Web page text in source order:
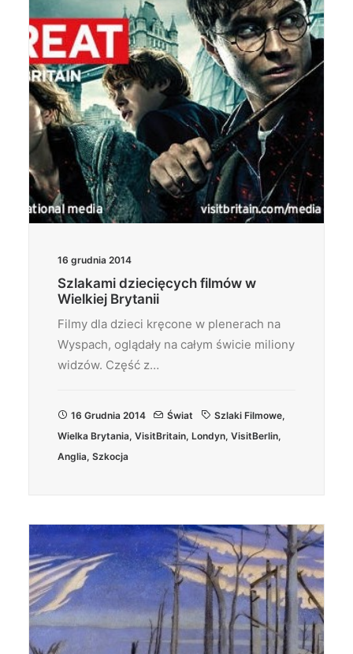
16 grudnia 2014
Szlakami dziecięcych filmów w
Wielkiej Brytanii
Filmy dla dzieci kręcone w plenerach na
Wyspach, oglądały na całym świcie miliony
widzów. Część z…
16 Grudnia 2014 Świat Szlaki Filmowe,
Wielka Brytania, VisitBritain, Londyn, VisitBerlin,
Anglia, Szkocja